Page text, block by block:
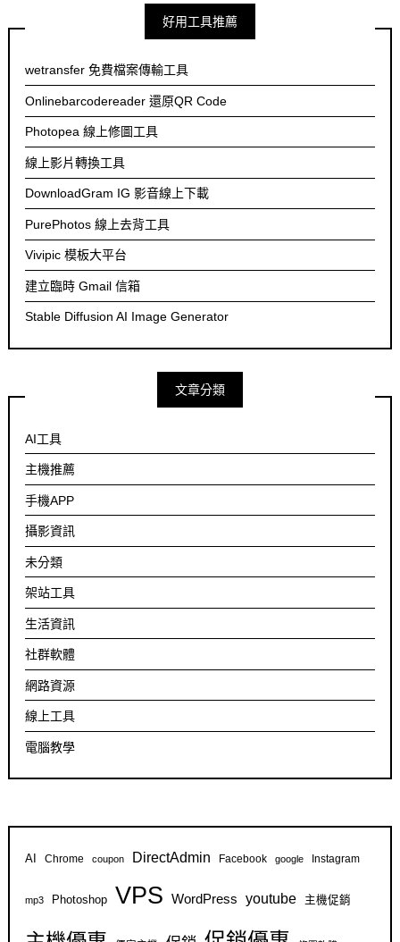
好用工具推薦
wetransfer 免費檔案傳輸工具
Onlinebarcodereader 還原QR Code
Photopea 線上修圖工具
線上影片轉換工具
DownloadGram IG 影音線上下載
PurePhotos 線上去背工具
Vivipic 模板大平台
建立臨時 Gmail 信箱
Stable Diffusion AI Image Generator
文章分類
AI工具
主機推薦
手機APP
攝影資訊
未分類
架站工具
生活資訊
社群軟體
網路資源
線上工具
電腦教學
AI Chrome coupon DirectAdmin Facebook google Instagram
mp3 Photoshop VPS WordPress youtube 主機促銷